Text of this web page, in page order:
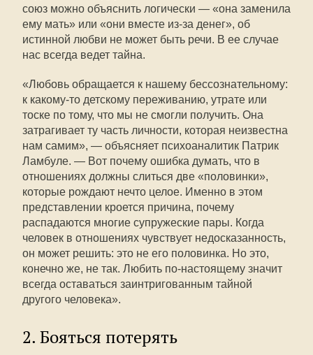
союз можно объяснить логически — «она заменила
ему мать» или «они вместе из-за денег», об
истинной любви не может быть речи. В ее случае
нас всегда ведет тайна.
«Любовь обращается к нашему бессознательному:
к какому-то детскому переживанию, утрате или
тоске по тому, что мы не смогли получить. Она
затрагивает ту часть личности, которая неизвестна
нам самим», — объясняет психоаналитик Патрик
Ламбуле. — Вот почему ошибка думать, что в
отношениях должны слиться две «половинки»,
которые рождают нечто целое. Именно в этом
представлении кроется причина, почему
распадаются многие супружеские пары. Когда
человек в отношениях чувствует недосказанность,
он может решить: это не его половинка. Но это,
конечно же, не так. Любить по-настоящему значит
всегда оставаться заинтригованным тайной
другого человека».
2. Бояться потерять